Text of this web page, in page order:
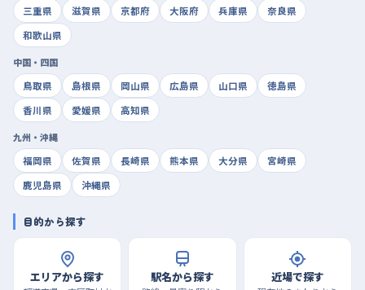
三重県
滋賀県 京都府 大阪府 兵庫県
奈良県
和歌山県
中国・四国
鳥取県
島根県 岡山県 広島県 山口県
徳島県
香川県
愛媛県 高知県
九州・沖縄
福岡県
佐賀県 長崎県 熊本県 大分県
宮崎県
鹿児島県
沖縄県
目的から探す
エリアから探す 駅名から探す 近場で探す